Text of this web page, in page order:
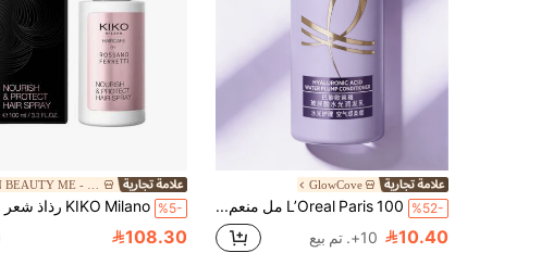
GlowCove
%52- L’Oreal Paris 100 مل منعم شعر حمض الهيالورونيك من لوريال. 99% حمض الهيالورونيك عالي النقاوة للترطيب العميق. خالي من السيليكون، يعطي حجم، ناعم، يحسن الشعر الجاف والتالف من التجعيد والصبغ
10.40 10+. تم بيع
%5-
108.30